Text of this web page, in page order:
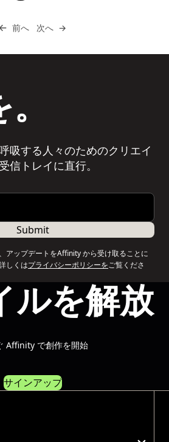
次へ進む
← 前へ 次へ進む
次へ →
吸する人々のためのクリエイ
信トレイに直行。
Submit
アップデートをAffinity から受け取ることに
しくはプライバシーポリシーをご覧くださ
ルを解放
Affinity で創作を開始
サインアップ